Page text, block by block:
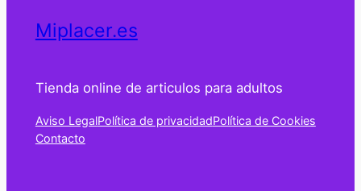
Miplacer.es
Tienda online de articulos para adultos
Aviso LegalPolítica de privacidadPolítica de Cookies
Contacto